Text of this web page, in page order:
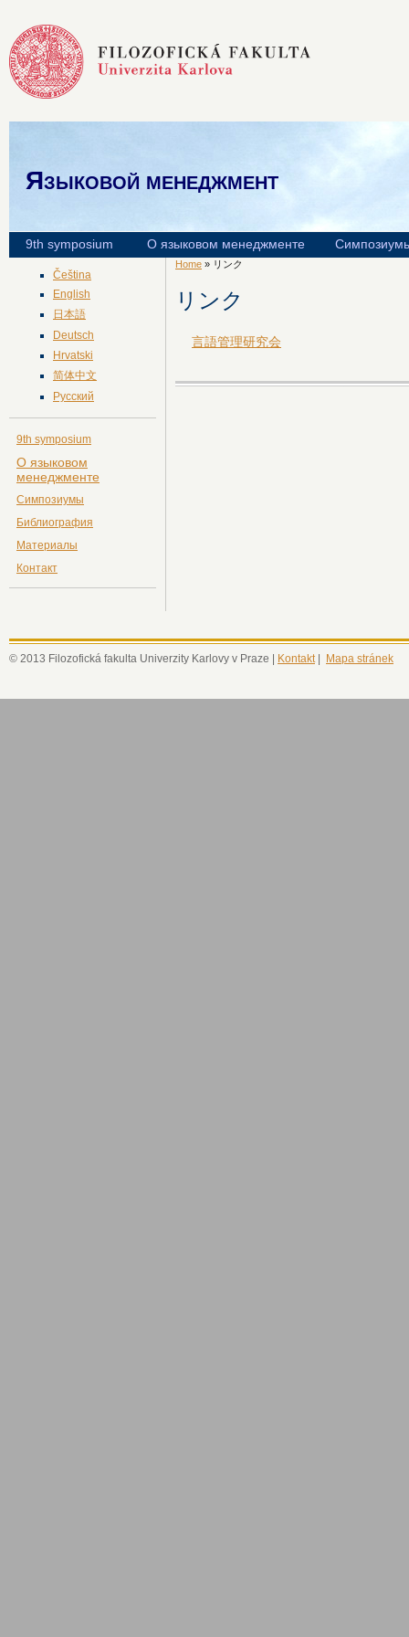
Языковой менеджмент
9th symposium О языковом менеджменте
Čeština
English
日本語
Deutsch
Hrvatski
简体中文
Русский
9th symposium
О языковом
менеджменте
Симпозиумы
Библиография
Материалы
Контакт
Home » リンク
リンク
言語管理研究会
© 2013 Filozofická fakulta Univerzity Karlovy v Praze | Kontakt| Mapa stránek